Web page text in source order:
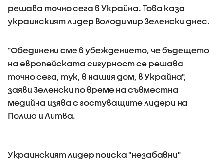
решава точно сега в Украйна. Това каза
украинският лидер Володимир Зеленски днес.
"Обединени сме в убеждението, че бъдещето
на европейската сигурност се решава
точно сега, тук, в нашия дом, в Украйна",
заяви Зеленски по време на съвместна
медийна изява с гостуващите лидери на
Полша и Литва.
Украинският лидер поиска "незабавни"